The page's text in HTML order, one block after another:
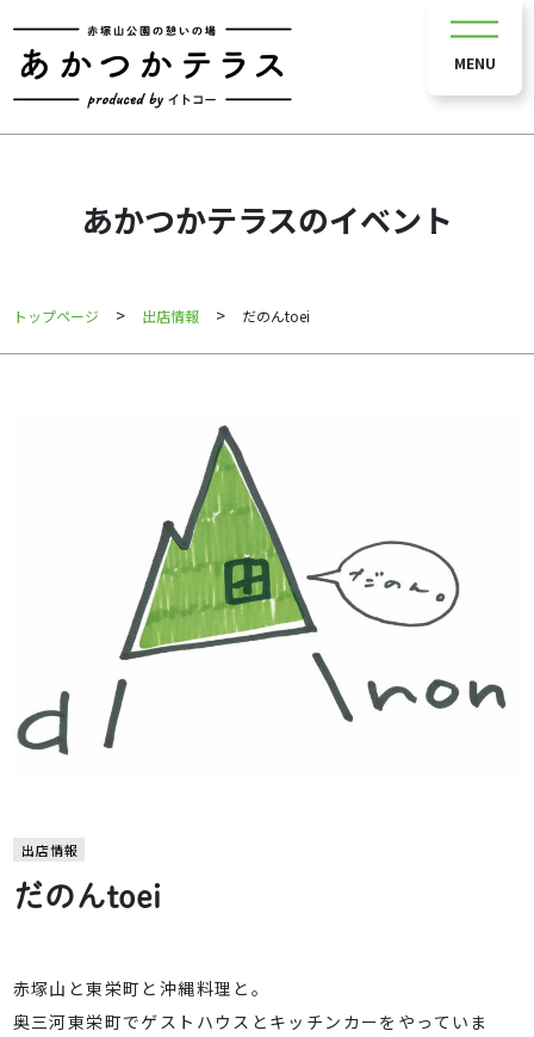
MENU
あかつかテラスのイベント
トップページ > 出店情報> だのんtoei
出店情報
だのんtoei
赤塚山と東栄町と沖縄料理と。
奥三河東栄町でゲストハウスとキッチンカーをやっていま